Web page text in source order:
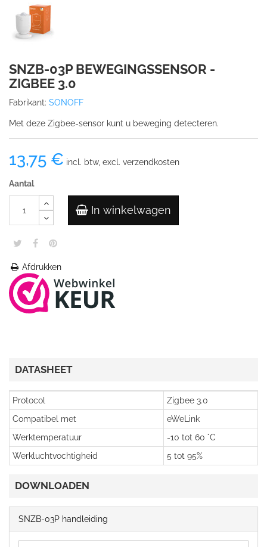
SNZB-03P BEWEGINGSSENSOR -
ZIGBEE 3.0
Fabrikant: SONOFF
Met deze Zigbee-sensor kunt u beweging detecteren.
13,75 € incl. btw, excl. verzendkosten
Aantal
In winkelwagen
Afdrukken
DATASHEET
Protocol
Zigbee 3.0
Compatibel met
eWeLink
Werktemperatuur
-10 tot 60 °C
Werkluchtvochtigheid
5 tot 95%
DOWNLOADEN
SNZB-03P handleiding